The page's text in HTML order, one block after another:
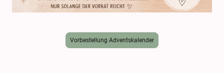
Vorbestellung Adventskalender